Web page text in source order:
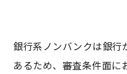
銀行系ノンバンクは銀行
あるため、審査条件面に